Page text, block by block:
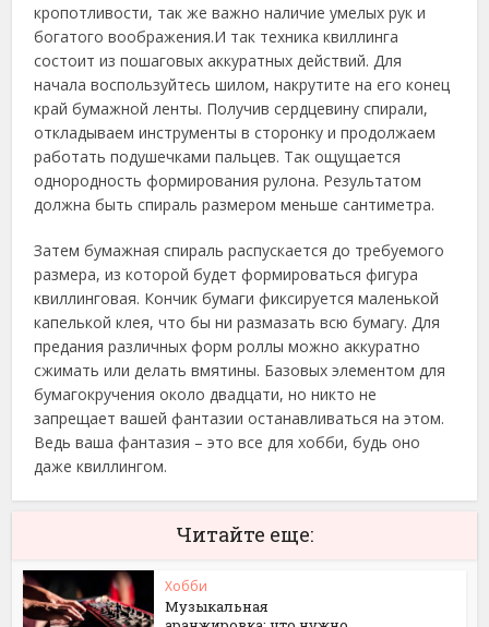
кропотливости, так же важно наличие умелых рук и
богатого воображения.И так техника квиллинга
состоит из пошаговых аккуратных действий. Для
начала воспользуйтесь шилом, накрутите на его конец
край бумажной ленты. Получив сердцевину спирали,
откладываем инструменты в сторонку и продолжаем
работать подушечками пальцев. Так ощущается
однородность формирования рулона. Результатом
должна быть спираль размером меньше сантиметра.
Затем бумажная спираль распускается до требуемого
размера, из которой будет формироваться фигура
квиллинговая. Кончик бумаги фиксируется маленькой
капелькой клея, что бы ни размазать всю бумагу. Для
предания различных форм роллы можно аккуратно
сжимать или делать вмятины. Базовых элементом для
бумагокручения около двадцати, но никто не
запрещает вашей фантазии останавливаться на этом.
Ведь ваша фантазия – это все для хобби, будь оно
даже квиллингом.
Читайте еще:
Хобби
Музыкальная